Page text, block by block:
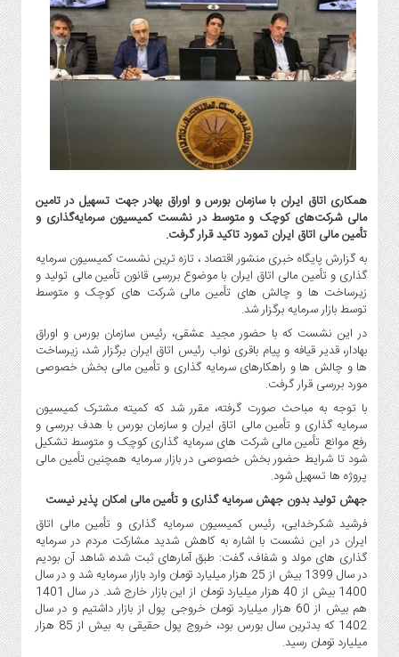
و
شهری
گاز
و
پتروشیمی
و
خودرو
استارت
آپ
و
فن
آوری
بانک
،
بیمه
و
ارز
دیجیتال
کشاورزی
و
صنایع
غذایی
سیاسی
و
بین
الملل
نگاه
روز
گوناگون
همکاری اتاق ایران با سازمان بورس و اوراق بهادر جهت تسهیل در تامین
مالی شرکت‌های کوچک و متوسط در نشست کمیسیون سرمایه‌گذاری و
تأمین مالی اتاق ایران تمورد تاکید قرار گرفت.
به گزارش پایگاه خبری منشور اقتصاد ، تازه ترین نشست کمیسیون سرمایه
گذاری و تأمین مالی اتاق ایران با موضوع بررسی قانون تأمین مالی تولید و
زیرساخت ها و چالش های تأمین مالی شرکت های کوچک و متوسط
توسط بازار سرمایه برگزار شد.
در این نشست که با حضور مجید عشقی، رئیس سازمان بورس و اوراق
بهادار، قدیر قیافه و پیام باقری نواب رئیس اتاق ایران برگزار شد، زیرساخت
ها و چالش ها و راهکارهای سرمایه گذاری و تأمین مالی بخش خصوصی
مورد بررسی قرار گرفت.
با توجه به مباحث صورت گرفته، مقرر شد که کمیته مشترک کمیسیون
سرمایه گذاری و تأمین مالی اتاق ایران و سازمان بورس با هدف بررسی و
رفع موانع تأمین مالی شرکت های سرمایه گذاری کوچک و متوسط تشکیل
شود تا شرایط حضور بخش خصوصی در بازار سرمایه همچنین تأمین مالی
پروژه ها تسهیل شود.
جهش تولید بدون جهش سرمایه گذاری و تأمین مالی امکان پذیر نیست
فرشید شکرخدایی، رئیس کمیسیون سرمایه گذاری و تأمین مالی اتاق
ایران در این نشست با اشاره به کاهش شدید مشارکت مردم در سرمایه
گذاری های مولد و شفاف، گفت: طبق آمارهای ثبت شده، شاهد آن بودیم
در سال 1399 بیش از 25 هزار میلیارد تومان وارد بازار سرمایه شد و در سال
1400 بیش از 40 هزار میلیارد تومان از این بازار خارج شد. در سال 1401
هم بیش از 60 هزار میلیارد تومان خروجی پول از بازار داشتیم و در سال
1402 که بدترین سال بورس بود، خروج پول حقیقی به بیش از 85 هزار
میلیارد تومان رسید.